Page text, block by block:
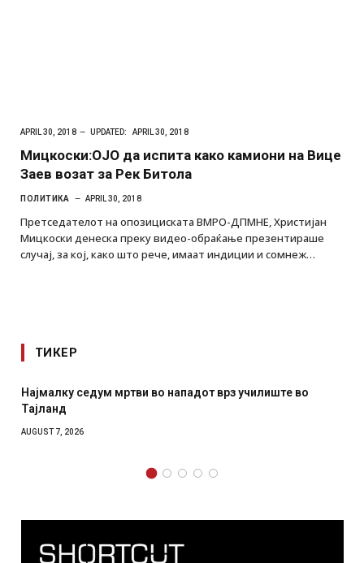
APRIL 30, 2018 UPDATED: APRIL 30, 2018
Мицкоски:ОЈО да испита како камиони на Вице
Заев возат за Рек Битола
ПОЛИТИКА APRIL 30, 2018
Претседателот на опозициската ВМРО-ДПМНЕ, Христијан
Мицкоски денеска преку видео-обраќање презентираше
случај, за кој, како што рече, имаат индиции и сомнеж…
ТИКЕР
врз училиште во
СОЗИС: Украинците повеќе им